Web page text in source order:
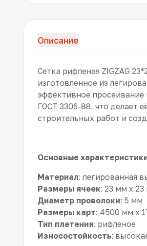
Описание
Сетка рифленая ZIGZAG
изготовленное из
эффективное
ГОСТ 3306-88, что делает
строительных работ и
Основные
Материал: легированная
Размеры ячеек: 23 мм x
Диаметр проволоки: 5 мм
Размеры карт: 4500 мм x
Тип плетения: рифленое
Износостойкость: